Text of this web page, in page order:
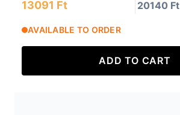
13091 Ft 20140 Ft
AVAILABLE TO ORDER
ADD TO CART